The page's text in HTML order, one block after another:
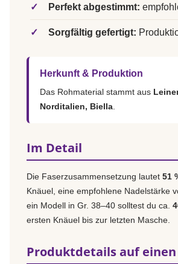
✓ Perfekt abgestimmt:
✓ Sorgfältig gefertigt:
Herkunft & Produktion
Das Rohmaterial stammt aus
Norditalien, Biella
Im Detail
Die Faserzusammensetzung lautet 51
Knäuel, eine empfohlene Nadelstärke
ein Modell in Gr. 38–40 solltest du ca.
ersten Knäuel bis zur letzten Masche.
Produktdetails auf